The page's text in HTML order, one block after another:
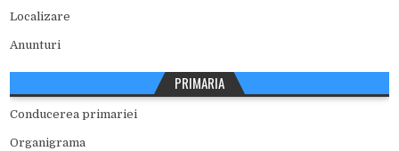
Localizare
Anunturi
PRIMARIA
Conducerea primariei
Organigrama